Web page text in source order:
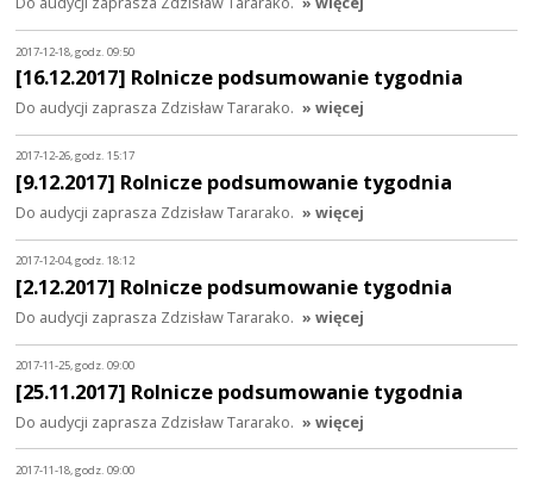
2017-12-18, godz. 09:50
[16.12.2017] Rolnicze podsumowanie tygodnia
Do audycji zaprasza Zdzisław Tararako. » więcej
2017-12-26, godz. 15:17
[9.12.2017] Rolnicze podsumowanie tygodnia
Do audycji zaprasza Zdzisław Tararako. » więcej
2017-12-04, godz. 18:12
[2.12.2017] Rolnicze podsumowanie tygodnia
Do audycji zaprasza Zdzisław Tararako. » więcej
2017-11-25, godz. 09:00
[25.11.2017] Rolnicze podsumowanie tygodnia
Do audycji zaprasza Zdzisław Tararako. » więcej
2017-11-18, godz. 09:00